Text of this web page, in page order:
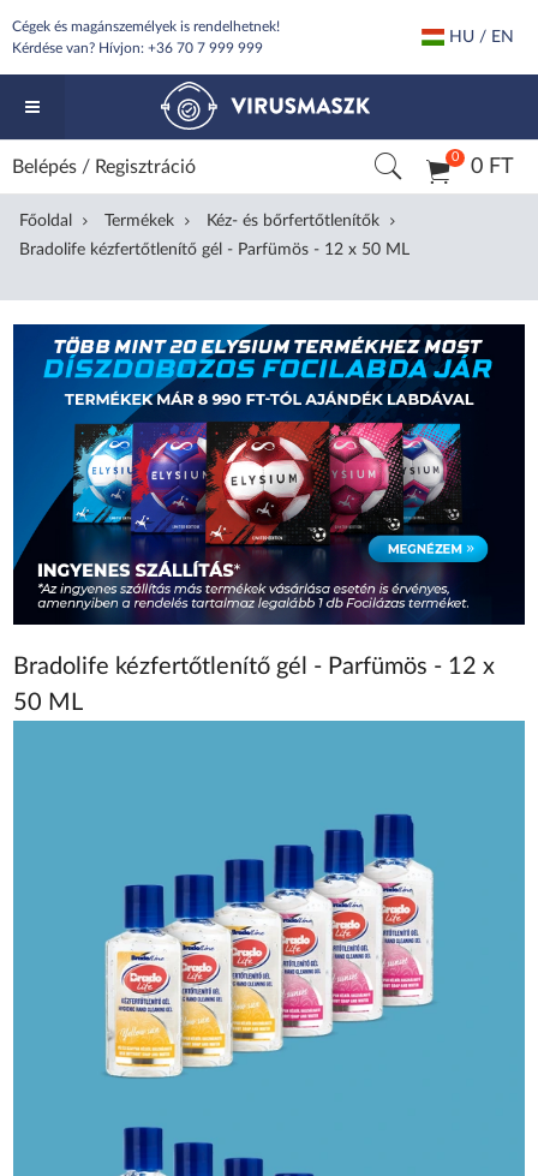
Cégek és magánszemélyek is rendelhetnek!
Kérdése van? Hívjon: +36 70 7 999 999
HU / EN
0 0 FT
Belépés / Regisztráció
Főoldal Termékek
Kéz- és bőrfertőtlenítők
Bradolife kézfertőtlenítő gél - Parfümös - 12 x 50 ML
Bradolife kézfertőtlenítő gél - Parfümös - 12 x
50 ML